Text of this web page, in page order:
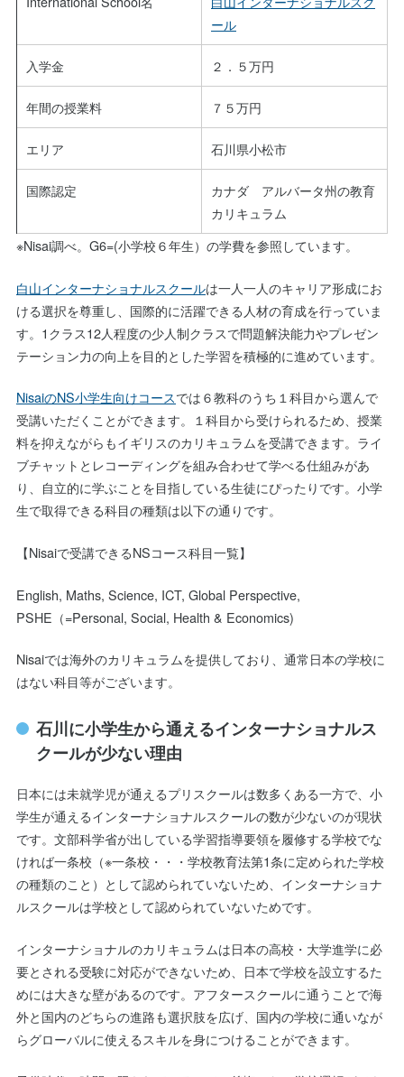
ール
入学金 ２．５万円
年間の授業料 ７５万円
エリア 石川県小松市
国際認定
カナダ アルバータ州の教育
カリキュラム
※Nisai調べ。G6=(小学校６年生）の学費を参照しています。
白山インターナショナルスクールは一人一人のキャリア形成にお
ける選択を尊重し、国際的に活躍できる人材の育成を行っていま
す。1クラス12人程度の少人制クラスで問題解決能力やプレゼン
テーション力の向上を目的とした学習を積極的に進めています。
NisaiのNS小学生向けコースでは６教科のうち１科目から選んで
受講いただくことができます。１科目から受けられるため、授業
料を抑えながらもイギリスのカリキュラムを受講できます。ライ
ブチャットとレコーディングを組み合わせて学べる仕組みがあ
り、自立的に学ぶことを目指している生徒にぴったりです。小学
生で取得できる科目の種類は以下の通りです。
【Nisaiで受講できるNSコース科目一覧】
English, Maths, Science, ICT, Global Perspective,
PSHE（=Personal, Social, Health & Economics)
Nisaiでは海外のカリキュラムを提供しており、通常日本の学校に
はない科目等がございます。
石川に小学生から通えるインターナショナルス
クールが少ない理由
日本には未就学児が通えるプリスクールは数多くある一方で、小
学生が通えるインターナショナルスクールの数が少ないのが現状
です。文部科学省が出している学習指導要領を履修する学校でな
ければ一条校（※一条校・・・学校教育法第1条に定められた学校
の種類のこと）として認められていないため、インターナショナ
ルスクールは学校として認められていないためです。
インターナショナルのカリキュラムは日本の高校・大学進学に必
要とされる受験に対応ができないため、日本で学校を設立するた
めには大きな壁があるのです。アフタースクールに通うことで海
外と国内のどちらの進路も選択肢を広げ、国内の学校に通いなが
らグローバルに使えるスキルを身につけることができます。